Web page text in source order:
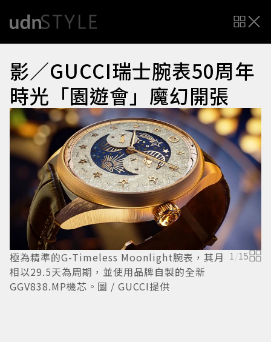
影／GUCCI瑞士腕表50周年
時光「園遊會」魔幻開張
極為精準的G-Timeless Moonlight腕表，其月
相以29.5天為周期，並使用品牌自製的全新
GGV838.MP機芯。圖 / GUCCI提供
1/15